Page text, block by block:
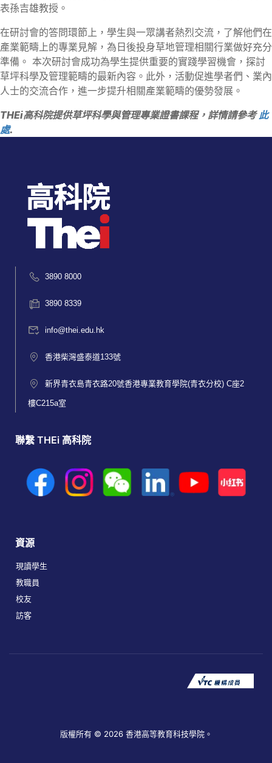
表孫吉雄教授。
在研討會的答問環節上，學生與一眾講者熱烈交流，了解他們在
產業範疇上的專業見解，為日後投身草地管理相關行業做好充分
準備。 本次研討會成功為學生提供重要的實踐學習機會，探討
草坪科學及管理範疇的最新內容。此外，活動促進學者們、業內
人士的交流合作，進一步提升相關產業範疇的優勢發展。
THEi高科院提供草坪科學與管理專業證書課程，詳情請參考 此
處.
3890 8000
3890 8339
info@thei.edu.hk
香港柴灣盛泰道133號
新界青衣島青衣路20號香港專業教育學院(青衣分校) C座2
樓C215a室
聯繫 THEi 高科院
資源
現讀學生
教職員
校友
訪客
版權所有 © 2026 香港高等教育科技學院。